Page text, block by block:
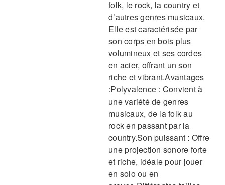
folk, le rock, la country et
d’autres genres musicaux.
Elle est caractérisée par
son corps en bois plus
volumineux et ses cordes
en acier, offrant un son
riche et vibrant.Avantages
:Polyvalence : Convient à
une variété de genres
musicaux, de la folk au
rock en passant par la
country.Son puissant : Offre
une projection sonore forte
et riche, idéale pour jouer
en solo ou en